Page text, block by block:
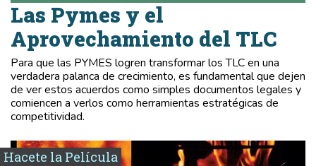
Las Pymes y el
Aprovechamiento del TLC
Para que las PYMES logren transformar los TLC en una
verdadera palanca de crecimiento, es fundamental que dejen
de ver estos acuerdos como simples documentos legales y
comiencen a verlos como herramientas estratégicas de
competitividad.
Hacete la Película